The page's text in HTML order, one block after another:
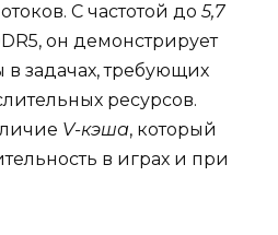
С частотой до 5,7
он демонстрирует
в задачах, требующих
ресурсов.
V-кэша, который
в играх и при